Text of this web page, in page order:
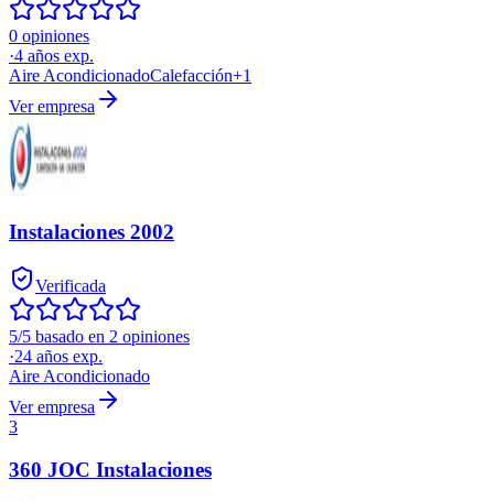
0 opiniones
·4 años exp.
Aire AcondicionadoCalefacción+1
Ver empresa
Instalaciones 2002
Verificada
5/5 basado en 2 opiniones
·24 años exp.
Aire Acondicionado
Ver empresa
3
360 JOC Instalaciones